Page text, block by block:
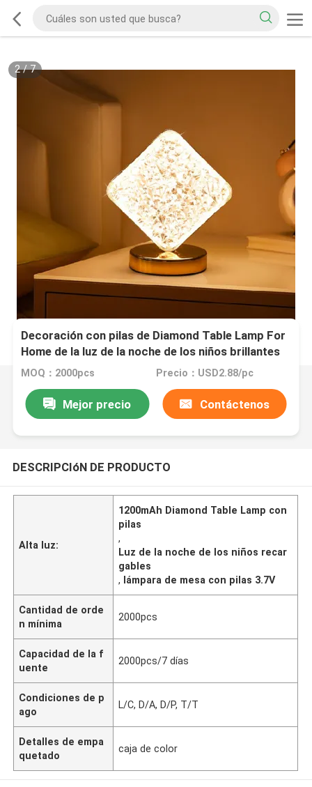
2/7
Decoración con pilas de Diamond Table Lamp For
Home de la luz de la noche de los niños brillantes
MOQ：2000pcs Precio：USD2.88/pc
Mejor precio Contáctenos
DESCRIPCIóN DE PRODUCTO
Alta luz:
1200mAh Diamond Table Lamp con
pilas
,
Luz de la noche de los niños recar
gables
, lámpara de mesa con pilas 3.7V
Cantidad de orde
n mínima
2000pcs
Capacidad de la f
uente
2000pcs/7 días
Condiciones de p
ago
L/C, D/A, D/P, T/T
Detalles de empa
quetado
caja de color